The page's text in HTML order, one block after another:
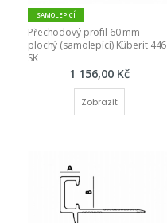
SAMOLEPICÍ
Přechodový profil 60 mm -
plochý (samolepící) Küberit 446
SK
1 156,00 Kč
Zobrazit